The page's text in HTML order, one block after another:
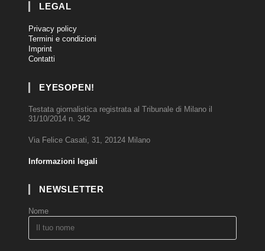
LEGAL
Privacy policy
Termini e condizioni
Imprint
Contatti
EYESOPEN!
Testata giornalistica registrata al Tribunale di Milano il
31/10/2014 n. 342
Via Felice Casati, 31, 20124 Milano
Informazioni legali
NEWSLETTER
Nome